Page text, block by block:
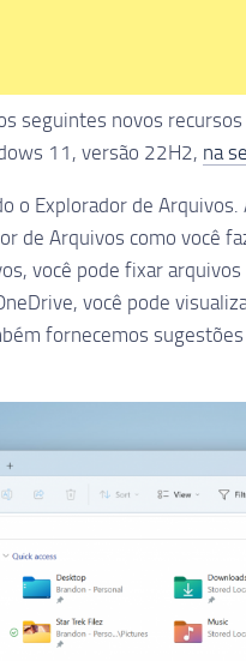
seguintes novos
11, versão 22H2, na
o Explorador de
de Arquivos como você
você pode fixar
você pode
fornecemos